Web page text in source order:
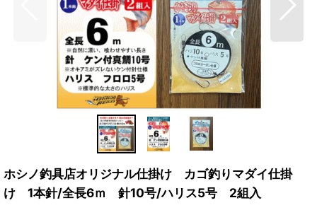
ホシノ釣具店オリジナル仕掛け カゴ釣りマダイ仕掛
け 1本針/全長6ｍ 針10号/ハリス5号 2組入